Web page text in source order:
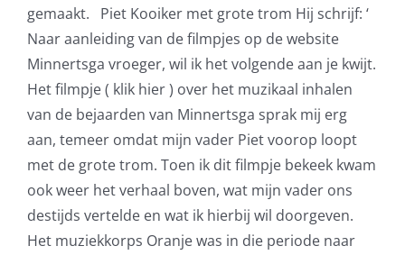
gemaakt. Piet Kooiker met grote trom Hij schrijf: ‘
Naar aanleiding van de filmpjes op de website
Minnertsga vroeger, wil ik het volgende aan je kwijt.
Het filmpje ( klik hier ) over het muzikaal inhalen
van de bejaarden van Minnertsga sprak mij erg
aan, temeer omdat mijn vader Piet voorop loopt
met de grote trom. Toen ik dit filmpje bekeek kwam
ook weer het verhaal boven, wat mijn vader ons
destijds vertelde en wat ik hierbij wil doorgeven.
Het muziekkorps Oranje was in die periode naar